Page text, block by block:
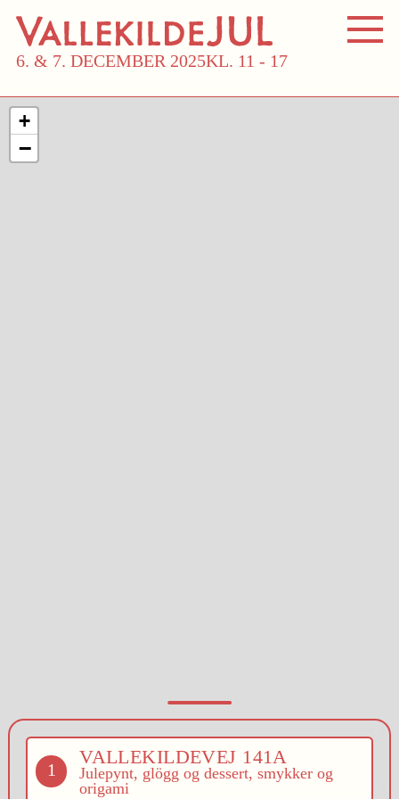
6. & 7. DECEMBER 2025KL. 11 - 17
+
−
1
VALLEKILDEVEJ 141A
Julepynt, glögg og dessert, smykker og
origami